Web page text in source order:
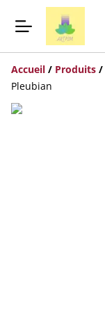
Accueil / Produits /
Pleubian